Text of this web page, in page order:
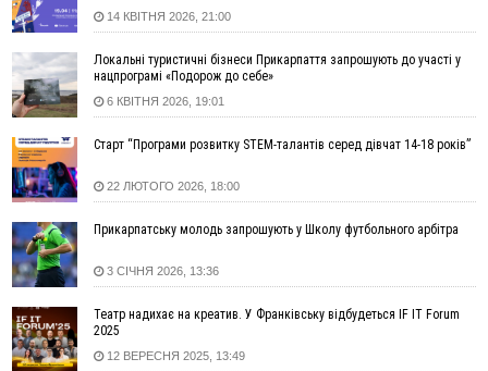
12:57
У Франківську зафіксували найбільшу спеку за всю історію
спостережень
12:24
Лікування наркоманії Київ: чому важливо розпочати
терапію якомога раніше
тисяч гривень у валюті, засудили до 5 років
11:50
Податкова передасть в Міноборони для "Оберегу" дані про
чоловіків 18–60 років
11:20
Водійка, яку на Сухомлинського побив інший керманич,
відмовилася від обвинувачення — справу закрили
10:45
У Франківську, Коломиї, Долині та Яремче 6 серпня
10:02
Змушував надсилати інтимні фото: на Прикарпатті
затримали підозрюваного у розбещенні малолітньої
14 КВІТНЯ 2026, 21:00
Локальні туристичні бізнеси Прикарпаття запрошують до участі у
нацпрограмі «Подорож до себе»
6 КВІТНЯ 2026, 19:01
Старт “Програми розвитку STEM-талантів серед дівчат 14-18 років”
22 ЛЮТОГО 2026, 18:00
Прикарпатську молодь запрошують у Школу футбольного арбітра
3 СІЧНЯ 2026, 13:36
Театр надихає на креатив. У Франківську відбудеться IF IT Forum
2025
12 ВЕРЕСНЯ 2025, 13:49